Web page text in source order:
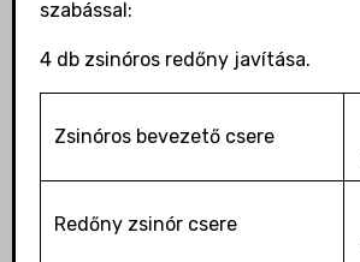
szabással:
4 db zsinóros redőny javítása.
Zsinóros bevezető csere
Redőny zsinór csere